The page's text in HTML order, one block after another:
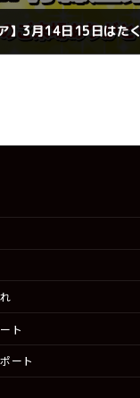
ト
ート